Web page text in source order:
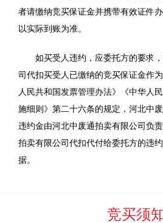
者请缴纳竞买保证金并携带有效证件
以实际到账为准。
如买受人违约，应委托方的要求
司代扣买受人已缴纳的竞买保证金作
人民共和国发票管理办法》《中华人
施细则》第二十六条的规定，河北中
违约金由河北中废通拍卖有限公司负
拍卖有限公司代扣代付给委托方的违
据。
竞买须